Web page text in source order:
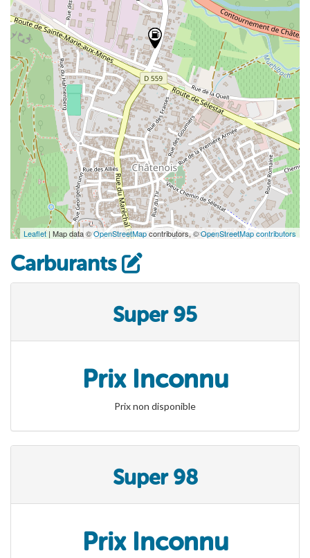
Leaflet| Map data ©OpenStreetMapcontributors, ©OpenStreetMap contributors
Carburants
Super 95
Prix Inconnu
Prix non disponible
Super 98
Prix Inconnu